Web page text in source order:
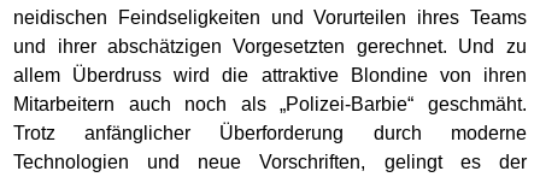
neidischen Feindseligkeiten und Vorurteilen ihres Teams
und ihrer abschätzigen Vorgesetzten gerechnet. Und zu
allem Überdruss wird die attraktive Blondine von ihren
Mitarbeitern auch noch als „Polizei-Barbie“ geschmäht.
Trotz anfänglicher Überforderung durch moderne
Technologien und neue Vorschriften, gelingt es der